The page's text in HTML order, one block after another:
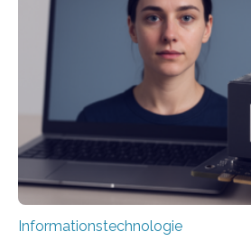
Informationstechnologie